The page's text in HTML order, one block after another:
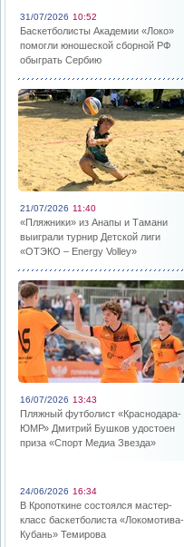
31/07/2026 10:52
Баскетболисты Академии «Локо»
помогли юношеской сборной РФ
обыграть Сербию
21/07/2026 11:40
«Пляжники» из Анапы и Тамани
выиграли турнир Детской лиги
«ОТЭКО – Energy Volley»
16/07/2026 13:43
Пляжный футболист «Краснодара-
ЮМР» Дмитрий Бушков удостоен
приза «Спорт Медиа Звезда»
24/06/2026 16:34
В Кропоткине состоялся мастер-
класс баскетболиста «Локомотива-
Кубань» Темирова